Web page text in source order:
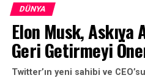
Google’a verilen 2 milyar
cezasını onayladı.
DÜNYA
Elon Musk, Askıya
Geri Getirmeyi
Twitter’ın yeni sahibi ve